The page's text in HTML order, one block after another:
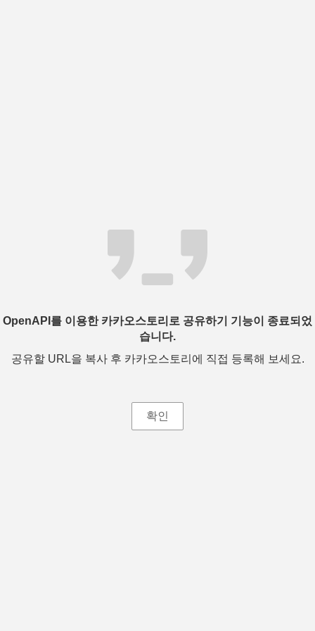
OpenAPI를 이용한 카카오스토리로 공유하기 기능이 종료되었
습니다.
공유할 URL을 복사 후 카카오스토리에 직접 등록해 보세요.
확인